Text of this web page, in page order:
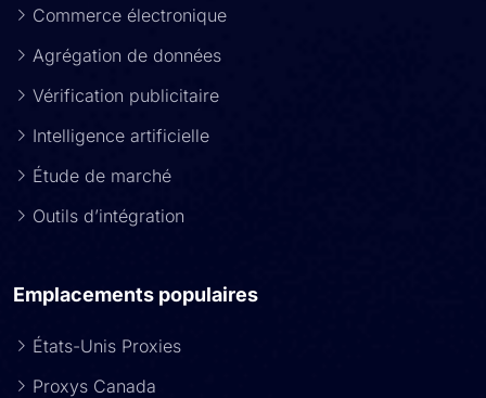
Commerce électronique
Agrégation de données
Vérification publicitaire
Intelligence artificielle
Étude de marché
Outils d’intégration
Emplacements populaires
États-Unis Proxies
Proxys Canada